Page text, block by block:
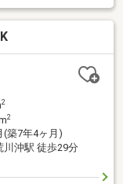
引込み●水回りシ
レ交換、洗面化粧
一部）交換、床
え、畳表替え、障
ホン設置、火災
】・本物件は条件
2
2
(築7年4ヶ月)
川沖駅 徒歩29分